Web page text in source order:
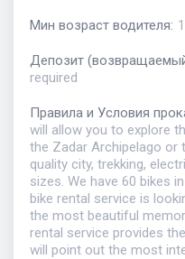
Мин возраст водителя:
Депозит
required
Правила и Условия
will allow you to explore
the Zadar Archipelago or
quality city, trekking,
sizes. We have 60 bikes
bike rental service is
the most beautiful
rental service provides
will point out the most